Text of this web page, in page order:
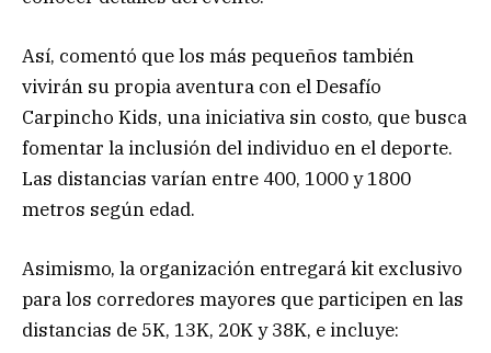
Así, comentó que los más pequeños también
vivirán su propia aventura con el Desafío
Carpincho Kids, una iniciativa sin costo, que busca
fomentar la inclusión del individuo en el deporte.
Las distancias varían entre 400, 1000 y 1800
metros según edad.
Asimismo, la organización entregará kit exclusivo
para los corredores mayores que participen en las
distancias de 5K, 13K, 20K y 38K, e incluye: